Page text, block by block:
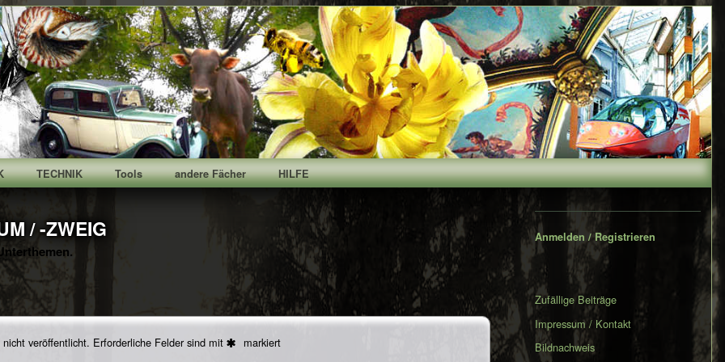
TECHNIK Tools andere Fächer HILFE
/ -ZWEIG
veröffentlicht. Erforderliche Felder sind mit
markiert
Secondary
Sidebar
Anmelden / Registrieren
Zufällige Beiträge
Impressum / Kontakt
Bildnachweis